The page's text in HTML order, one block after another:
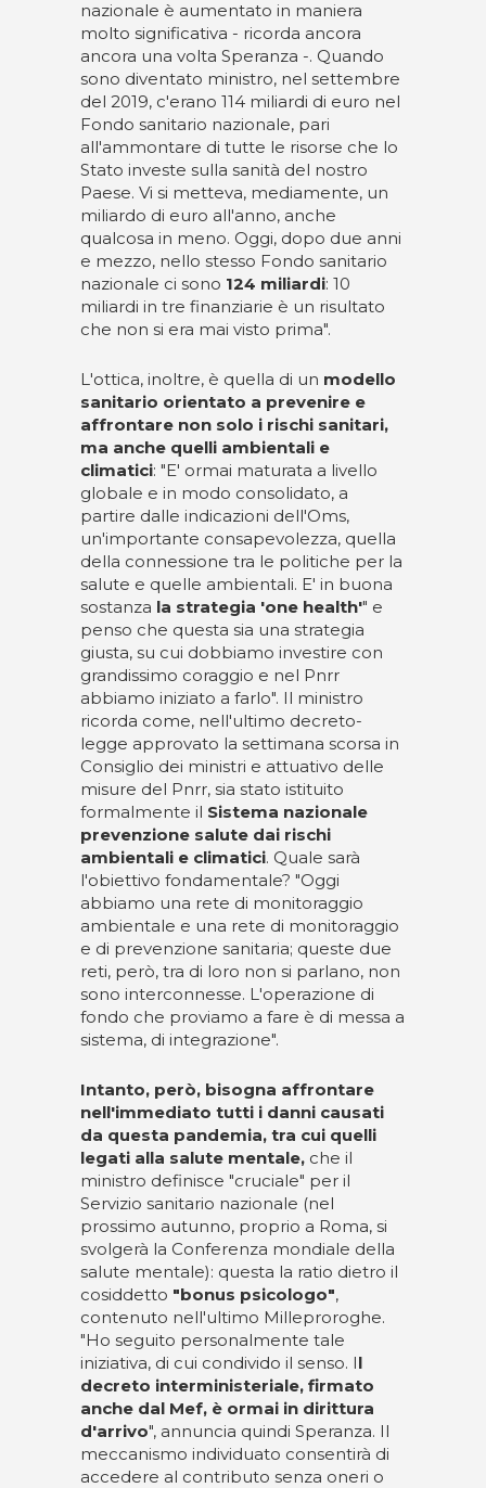
nazionale è aumentato in maniera
molto significativa - ricorda ancora
ancora una volta Speranza -. Quando
sono diventato ministro, nel settembre
del 2019, c'erano 114 miliardi di euro nel
Fondo sanitario nazionale, pari
all'ammontare di tutte le risorse che lo
Stato investe sulla sanità del nostro
Paese. Vi si metteva, mediamente, un
miliardo di euro all'anno, anche
qualcosa in meno. Oggi, dopo due anni
e mezzo, nello stesso Fondo sanitario
nazionale ci sono 124 miliardi: 10
miliardi in tre finanziarie è un risultato
che non si era mai visto prima".
L'ottica, inoltre, è quella di un modello
sanitario orientato a prevenire e
affrontare non solo i rischi sanitari,
ma anche quelli ambientali e
climatici: "E' ormai maturata a livello
globale e in modo consolidato, a
partire dalle indicazioni dell'Oms,
un'importante consapevolezza, quella
della connessione tra le politiche per la
salute e quelle ambientali. E' in buona
sostanza la strategia 'one health'" e
penso che questa sia una strategia
giusta, su cui dobbiamo investire con
grandissimo coraggio e nel Pnrr
abbiamo iniziato a farlo". Il ministro
ricorda come, nell'ultimo decreto-
legge approvato la settimana scorsa in
Consiglio dei ministri e attuativo delle
misure del Pnrr, sia stato istituito
formalmente il Sistema nazionale
prevenzione salute dai rischi
ambientali e climatici. Quale sarà
l'obiettivo fondamentale? "Oggi
abbiamo una rete di monitoraggio
ambientale e una rete di monitoraggio
e di prevenzione sanitaria; queste due
reti, però, tra di loro non si parlano, non
sono interconnesse. L'operazione di
fondo che proviamo a fare è di messa a
sistema, di integrazione".
Intanto, però, bisogna affrontare
nell'immediato tutti i danni causati
da questa pandemia, tra cui quelli
legati alla salute mentale, che il
ministro definisce "cruciale" per il
Servizio sanitario nazionale (nel
prossimo autunno, proprio a Roma, si
svolgerà la Conferenza mondiale della
salute mentale): questa la ratio dietro il
cosiddetto "bonus psicologo",
contenuto nell'ultimo Milleproroghe.
"Ho seguito personalmente tale
iniziativa, di cui condivido il senso. Il
decreto interministeriale, firmato
anche dal Mef, è ormai in dirittura
d'arrivo", annuncia quindi Speranza. Il
meccanismo individuato consentirà di
accedere al contributo senza oneri o